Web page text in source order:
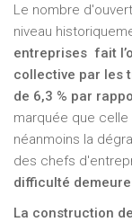
Le nombre
niveau
entreprises fait
collective par les
de 6,3 % par
marquée que
néanmoins la
des chefs
difficulté
La construction